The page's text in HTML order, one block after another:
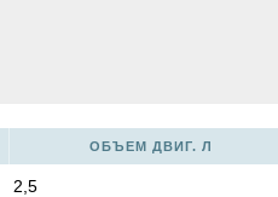
ОБЪЕМ ДВИГ. Л
2,5